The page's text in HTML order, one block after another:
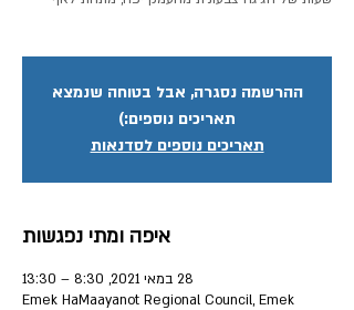
ההרשמה נסגרה, אבל בטוחה שנמצא
תאריכים נוספים:)
תאריכים נוספים לסדנאות
איפה ומתי נפגשות
28 במאי 2021, 8:30 – 13:30
Emek HaMaayanot Regional Council, Emek